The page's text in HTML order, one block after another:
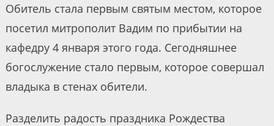
Обитель стала первым святым местом, которое
посетил митрополит Вадим по прибытии на
кафедру 4 января этого года. Сегодняшнее
богослужение стало первым, которое совершал
владыка в стенах обители.
Разделить радость праздника Рождества